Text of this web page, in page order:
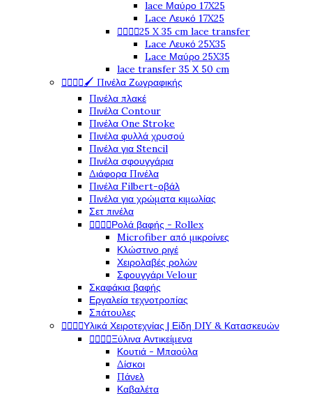
lace Μαύρο 17X25
Lace Λευκό 17X25
25 X 35 cm lace transfer
Lace Λευκό 25X35
Lace Μαύρο 25X35
lace transfer 35 Χ 50 cm
🖌️ Πινέλα Ζωγραφικής
Πινέλα πλακέ
Πινέλα Contour
Πινέλα One Stroke
Πινέλα φυλλά χρυσού
Πινέλα για Stencil
Πινέλα σφουγγάρια
Διάφορα Πινέλα
Πινέλα Filbert-οβάλ
Πινέλα για χρώματα κιμωλίας
Σετ πινέλα
Ρολά βαφής - Rollex
Microfiber από μικροίνες
Κλώστινο ριγέ
Χειρολαβές ρολών
Σφουγγάρι Velour
Σκαφάκια βαφής
Εργαλεία τεχνοτροπίας
Σπάτουλες
Υλικά Χειροτεχνίας | Είδη DIY & Κατασκευών
Ξύλινα Αντικείμενα
Κουτιά - Μπαούλα
Δίσκοι
Πάνελ
Καβαλέτα